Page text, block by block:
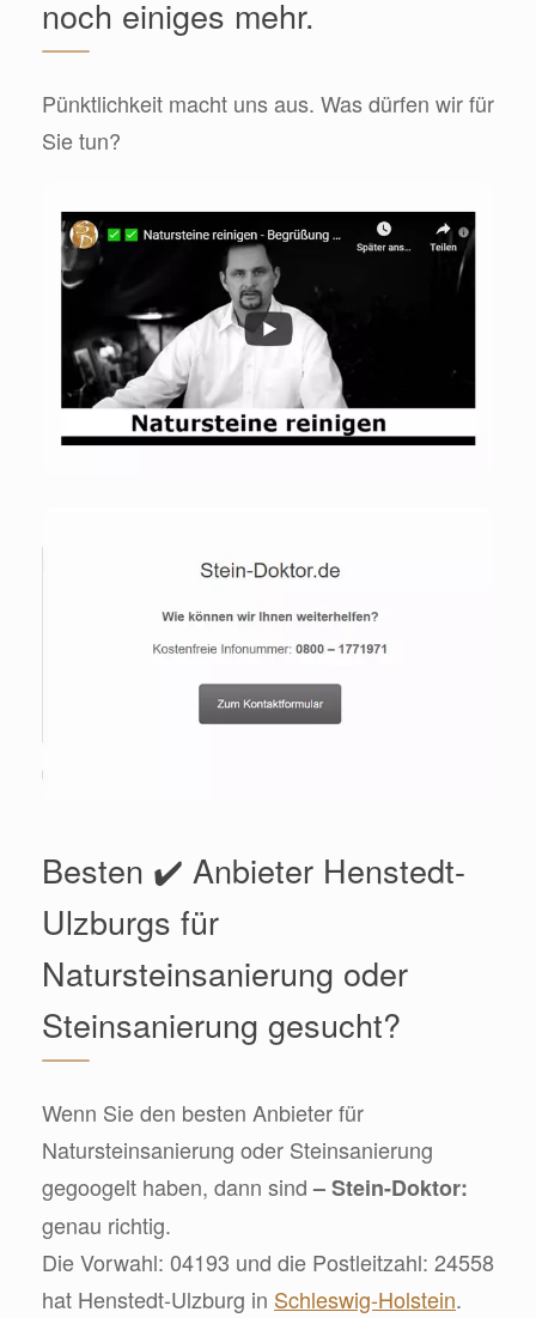
noch einiges mehr.
Pünktlichkeit macht uns aus. Was dürfen wir für
Sie tun?
Besten ✔️ Anbieter Henstedt-
Ulzburgs für
Natursteinsanierung oder
Steinsanierung gesucht?
Wenn Sie den besten Anbieter für
Natursteinsanierung oder Steinsanierung
gegoogelt haben, dann sind– Stein-Doktor:
genau richtig.
Die Vorwahl: 04193 und die Postleitzahl: 24558
hat Henstedt-Ulzburg in Schleswig-Holstein.